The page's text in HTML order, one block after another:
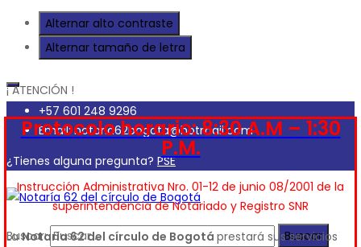
Alternar alto contraste
Alternar tamaño de letra
+57 601 248 9296
Email: notaria62bogota@hotmail.com
¿Tienes alguna pregunta? PSE
Buscar:
¡ ATENCIÓN !
Protocolo horario: 8:30 A.M – 1:30
P.M.
Instrucción Administrativa Nro. 01-12 de junio 08/2001 de la
superintendencia de Notariado y Registro SNR
LaNotaría 62 del círculo de Bogotá prestará sus servicios